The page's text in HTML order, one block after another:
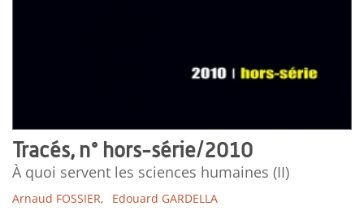
Tracés, n° hors-série/2010
À quoi servent les sciences humaines (II)
Arnaud FOSSIER, Edouard GARDELLA